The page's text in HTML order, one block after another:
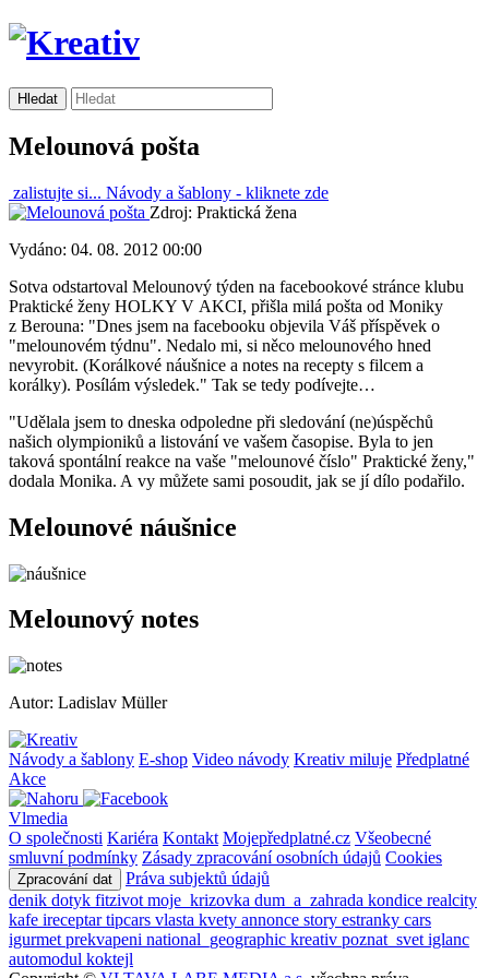
Melounová pošta
zalistujte si... Návody a šablony - kliknete zde
Zdroj: Praktická žena
Vydáno: 04. 08. 2012 00:00
Sotva odstartoval Melounový týden na facebookové stránce klubu
Praktické ženy HOLKY V AKCI, přišla milá pošta od Moniky
z Berouna: "Dnes jsem na facebooku objevila Váš příspěvek o
"melounovém týdnu". Nedalo mi, si něco melounového hned
nevyrobit. (Korálkové náušnice a notes na recepty s filcem a
korálky). Posílám výsledek." Tak se tedy podívejte…
"Udělala jsem to dneska odpoledne při sledování (ne)úspěchů
našich olympioniků a listování ve vašem časopise. Byla to jen
taková spontální reakce na vaše "melounové číslo" Praktické ženy,"
dodala Monika. A vy můžete sami posoudit, jak se jí dílo podařilo.
Melounové náušnice
Melounový notes
Autor: Ladislav Müller
Návody a šablony E-shop Video návody Kreativ miluje Předplatné
Akce
Vlmedia
O společnosti Kariéra Kontakt Mojepředplatné.cz Všeobecné
smluvní podmínky Zásady zpracování osobních údajů Cookies
Zpracování dat
Práva subjektů údajů
denik dotyk fitzivot moje_krizovka dum_a_zahrada kondice realcity
kafe ireceptartipcars vlasta kvety annonce story estranky cars
igurmet prekvapeni national_geographic kreativ poznat_svet iglanc
automodul koktejl